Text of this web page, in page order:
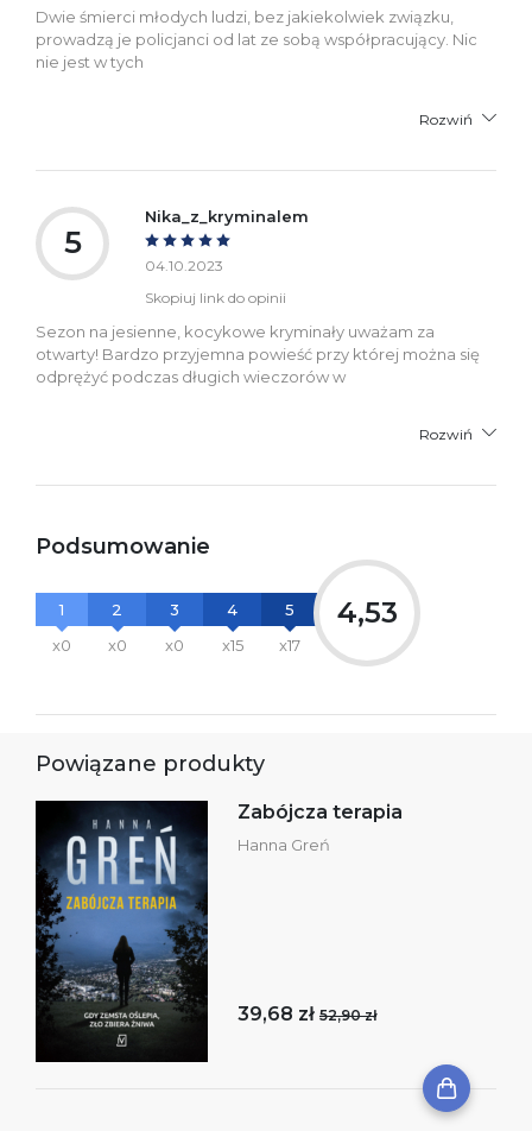
Dwie śmierci młodych ludzi, bez jakiekolwiek związku,
prowadzą je policjanci od lat ze sobą współpracujący. Nic
nie jest w tych
Rozwiń
5
Nika_z_kryminalem
04.10.2023
Skopiuj link do opinii
Sezon na jesienne, kocykowe kryminały uważam za
otwarty! Bardzo przyjemna powieść przy której można się
odprężyć podczas długich wieczorów w
Rozwiń
Podsumowanie
1
x0
2
x0
3
x0
4
x15
5
x17
4,53
Powiązane produkty
Zabójcza terapia
Hanna Greń
39,68 zł 52,90 zł